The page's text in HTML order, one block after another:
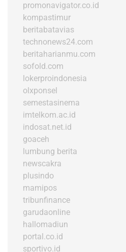
promonavigator.co.id
kompastimur
beritabatavias
technonews24.com
beritaharianmu.com
sofold.com
lokerproindonesia
olxponsel
semestasinema
imtelkom.ac.id
indosat.net.id
goaceh
lumbung berita
newscakra
plusindo
mamipos
tribunfinance
garudaonline
hallomadiun
portal.co.id
sportivo.id